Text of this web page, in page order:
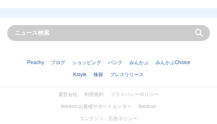
Peachy ブログ ショッピング バンク みんかぶ
みんかぶChoice
Kstyle
株探 プレスリリース
運営会社 利用規約
プライバシーポリシー
livedoorお客様サポートセンター
livedoor
コンテンツ・広告ポリシー